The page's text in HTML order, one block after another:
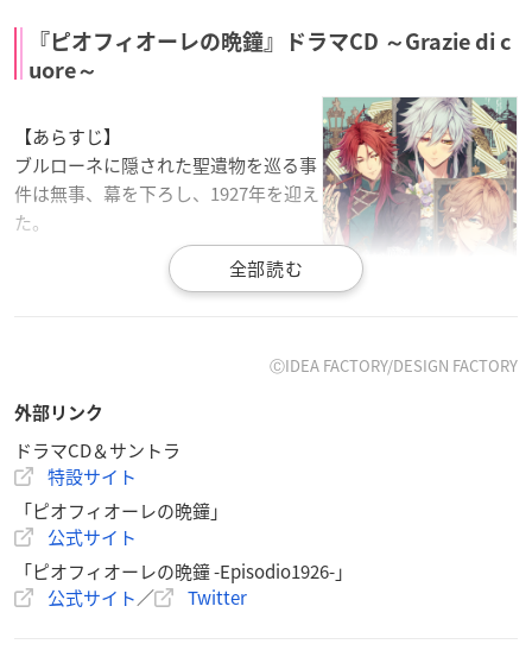
『ピオフィオーレの晩鐘』ドラマCD ～Grazie di c
uore～
【あらすじ】
ブルローネに隠された聖遺物を巡る事
件は無事、幕を下ろし、1927年を迎え
た。
――それから3か月。
そんな中、自身の誕生日を知らない主人公のため、彼女が教会
に預けられた『特別な日』を祝うことに。その裏では、とある
事件が起きていて――
【トラックリスト】
01：近況
02：襲撃
ⒸIDEA FACTORY/DESIGN FACTORY
外部リンク
ドラマCD＆サントラ
特設サイト
「ピオフィオーレの晩鐘」
公式サイト
「ピオフィオーレの晩鐘 -Episodio1926-」
公式サイト／ Twitter